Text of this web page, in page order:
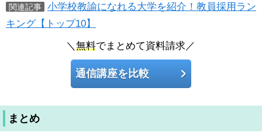
関連記事
小学校教諭になれる大学を紹介！教員採用ラン
キング【トップ10】
＼無料でまとめて資料請求／
通信講座を比較
まとめ